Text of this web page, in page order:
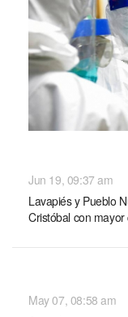
Jun 19, 09:37 am
Lavapiés y Pueblo
Cristóbal con
May 07, 08:58 am